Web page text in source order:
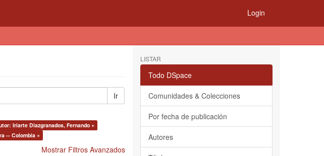
Login
Ir
Iriarte Diazgranados, Fernando ×
-- Colombia ×
Mostrar Filtros Avanzados
LISTAR
Todo DSpace
Comunidades & Colecciones
Por fecha de publicación
Autores